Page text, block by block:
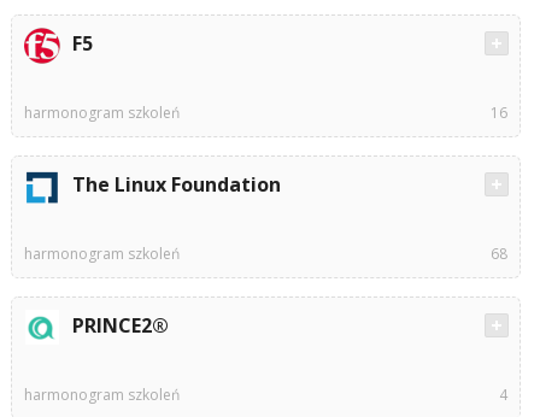
F5
harmonogram szkoleń 16
The Linux Foundation
harmonogram szkoleń 68
PRINCE2®
harmonogram szkoleń 4